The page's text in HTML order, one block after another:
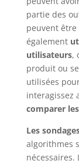
partie des
peuvent être
également
utilisateurs,
produit ou
utilisées
interagissez
comparer
Les
algorithmes